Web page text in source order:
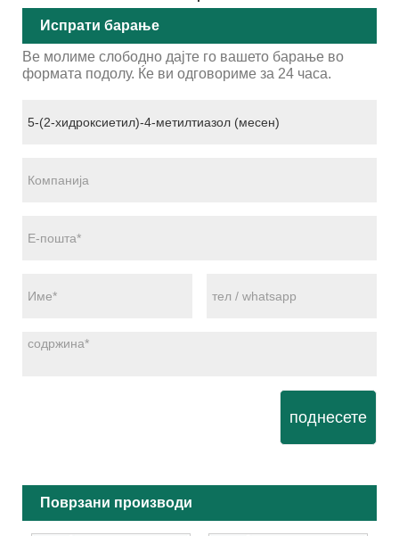
Испрати барање
Ве молиме слободно дајте го вашето барање во
формата подолу. Ќе ви одговориме за 24 часа.
поднесете
Поврзани производи